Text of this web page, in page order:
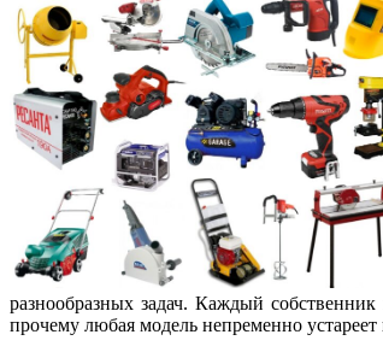
разнообразных задач. Каждый
прочему любая модель непременно устареет